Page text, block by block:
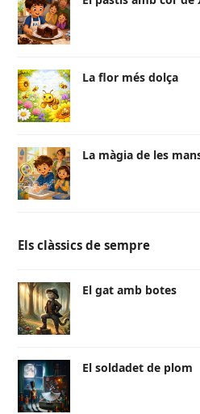
La flor més dolça
La màgia de les
Els clàssics de sempre
El gat amb botes
El soldadet de plom